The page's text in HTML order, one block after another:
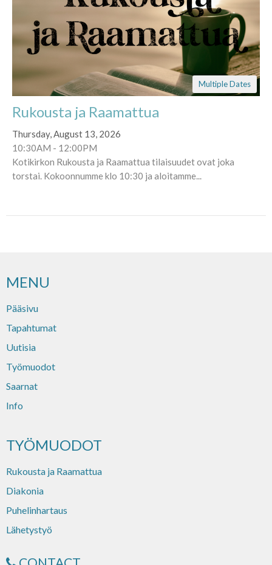
Multiple Dates
Rukousta ja Raamattua
Thursday, August 13, 2026
10:30AM - 12:00PM
Kotikirkon Rukousta ja Raamattua tilaisuudet ovat joka
torstai. Kokoonnumme klo 10:30 ja aloitamme...
MENU
Pääsivu
Tapahtumat
Uutisia
Työmuodot
Saarnat
Info
TYÖMUODOT
Rukousta ja Raamattua
Diakonia
Puhelinhartaus
Lähetystyö